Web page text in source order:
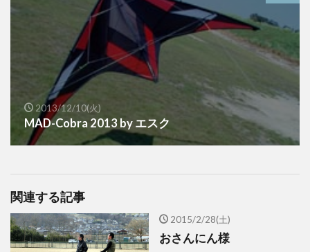
2013/12/10(火)
MAD-Cobra 2013 by エスク
関連する記事
2015/2/28(土)
おさんにん様